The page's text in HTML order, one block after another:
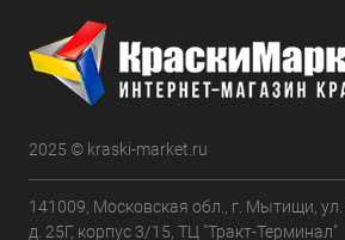
2025 © kraski-market.ru
141009, Московская обл., г. Мытищи,
д. 25Г, корпус 3/15, ТЦ "Тракт-Терминал"